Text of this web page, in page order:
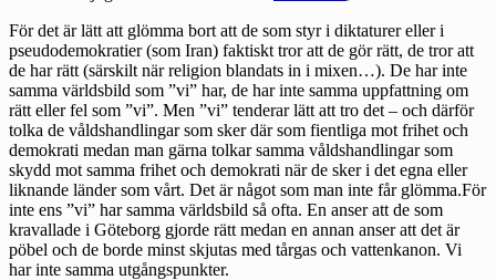
För det är lätt att glömma bort att de som styr i diktaturer eller i
pseudodemokratier (som Iran) faktiskt tror att de gör rätt, de tror att
de har rätt (särskilt när religion blandats in i mixen…). De har inte
samma världsbild som ”vi” har, de har inte samma uppfattning om
rätt eller fel som ”vi”. Men ”vi” tenderar lätt att tro det – och därför
tolka de våldshandlingar som sker där som fientliga mot frihet och
demokrati medan man gärna tolkar samma våldshandlingar som
skydd mot samma frihet och demokrati när de sker i det egna eller
liknande länder som vårt. Det är något som man inte får glömma.För
inte ens ”vi” har samma världsbild så ofta. En anser att de som
kravallade i Göteborg gjorde rätt medan en annan anser att det är
pöbel och de borde minst skjutas med tårgas och vattenkanon. Vi
har inte samma utgångspunkter.